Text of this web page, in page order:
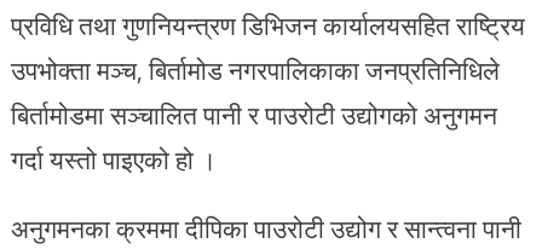
प्रविधि तथा गुणनियन्त्रण डिभिजन कार्यालयसहित राष्ट्रिय
उपभोक्ता मञ्च, बिर्तामोड नगरपालिकाका जनप्रतिनिधिले
बिर्तामोडमा सञ्चालित पानी र पाउरोटी उद्योगको अनुगमन
गर्दा यस्तो पाइएको हो ।
अनुगमनका क्रममा दीपिका पाउरोटी उद्योग र सान्त्वना पानी